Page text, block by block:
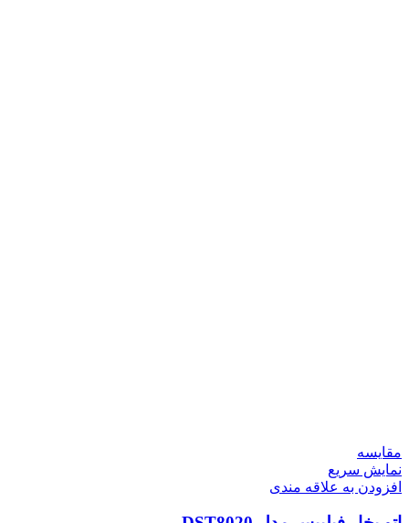
مقايسه
نمایش سریع
افزودن به علاقه مندی